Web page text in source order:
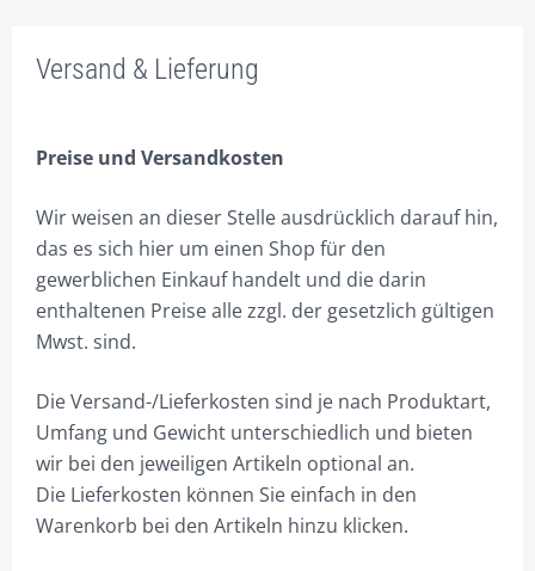
7. KOORDINATION
8. IDEE / PRODUKTION
11. 100% LOYALITÄT
PRODUKTE
LEASING
Versand & Lieferung
Preise und Versandkosten
Wir weisen an dieser Stelle ausdrücklich darauf hin,
das es sich hier um einen Shop für den
gewerblichen Einkauf handelt und die darin
enthaltenen Preise alle zzgl. der gesetzlich gültigen
Mwst. sind.
Die Versand-/Lieferkosten sind je nach Produktart,
Umfang und Gewicht unterschiedlich und bieten
wir bei den jeweiligen Artikeln optional an.
Die Lieferkosten können Sie einfach in den
Warenkorb bei den Artikeln hinzu klicken.